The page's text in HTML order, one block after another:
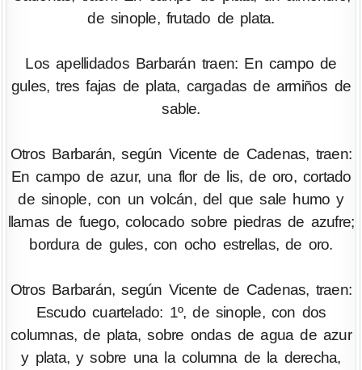
de sinople, frutado de plata.
Los apellidados Barbarán traen: En campo de
gules, tres fajas de plata, cargadas de armiños de
sable.
Otros Barbarán, según Vicente de Cadenas, traen:
En campo de azur, una flor de lis, de oro, cortado
de sinople, con un volcán, del que sale humo y
llamas de fuego, colocado sobre piedras de azufre;
bordura de gules, con ocho estrellas, de oro.
Otros Barbarán, según Vicente de Cadenas, traen:
Escudo cuartelado: 1º, de sinople, con dos
columnas, de plata, sobre ondas de agua de azur
y plata, y sobre una la columna de la derecha,